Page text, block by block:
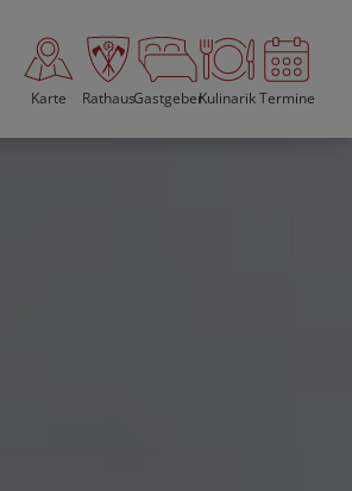
Karte RathausGastgeberKulinarikTermine